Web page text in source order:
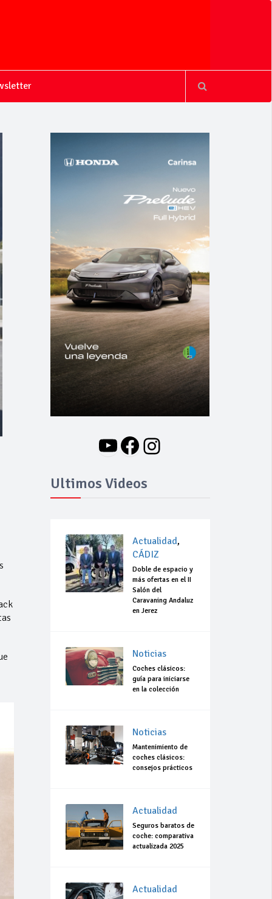
YouTube
Facebook
Instagram
Ultimos Videos
Actualidad,
CÁDIZ
Doble de espacio y
más ofertas en el II
Salón del
Caravaning Andaluz
en Jerez
Noticias
Coches clásicos:
guía para iniciarse
en la colección
Noticias
Mantenimiento de
coches clásicos:
consejos prácticos
Actualidad
Seguros baratos de
coche: comparativa
actualizada 2025
Actualidad